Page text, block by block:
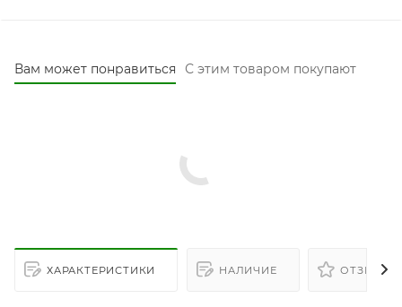
Вам может понравиться С этим товаром покупают
ХАРАКТЕРИСТИКИ НАЛИЧИЕ ОТЗЫВЫ